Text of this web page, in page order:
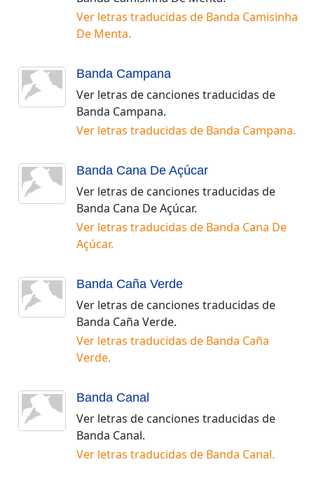
Ver letras traducidas de Banda Camisinha
De Menta.
Banda Campana
Ver letras de canciones traducidas de
Banda Campana.
Ver letras traducidas de Banda Campana.
Banda Cana De Açúcar
Ver letras de canciones traducidas de
Banda Cana De Açúcar.
Ver letras traducidas de Banda Cana De
Açúcar.
Banda Caña Verde
Ver letras de canciones traducidas de
Banda Caña Verde.
Ver letras traducidas de Banda Caña
Verde.
Banda Canal
Ver letras de canciones traducidas de
Banda Canal.
Ver letras traducidas de Banda Canal.